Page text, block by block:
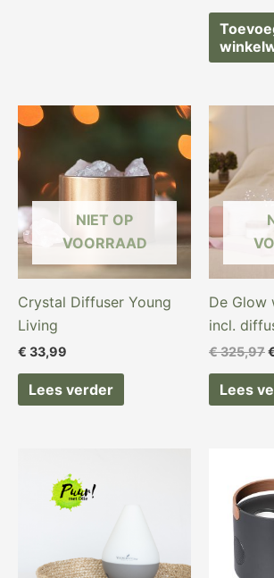
NIET OP
VOORRAAD
Crystal Diffuser Young
Living
€ 33,99
Lees verder
De Glow
incl.
€325,97
Lees